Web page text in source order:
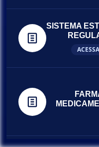
SISTEMA